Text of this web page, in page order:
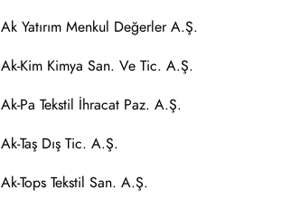
Ak Yatırım Menkul Değerler A.Ş.
Ak-Kim Kimya San. Ve Tic. A.Ş.
Ak-Pa Tekstil İhracat Paz. A.Ş.
Ak-Taş Dış Tic. A.Ş.
Ak-Tops Tekstil San. A.Ş.